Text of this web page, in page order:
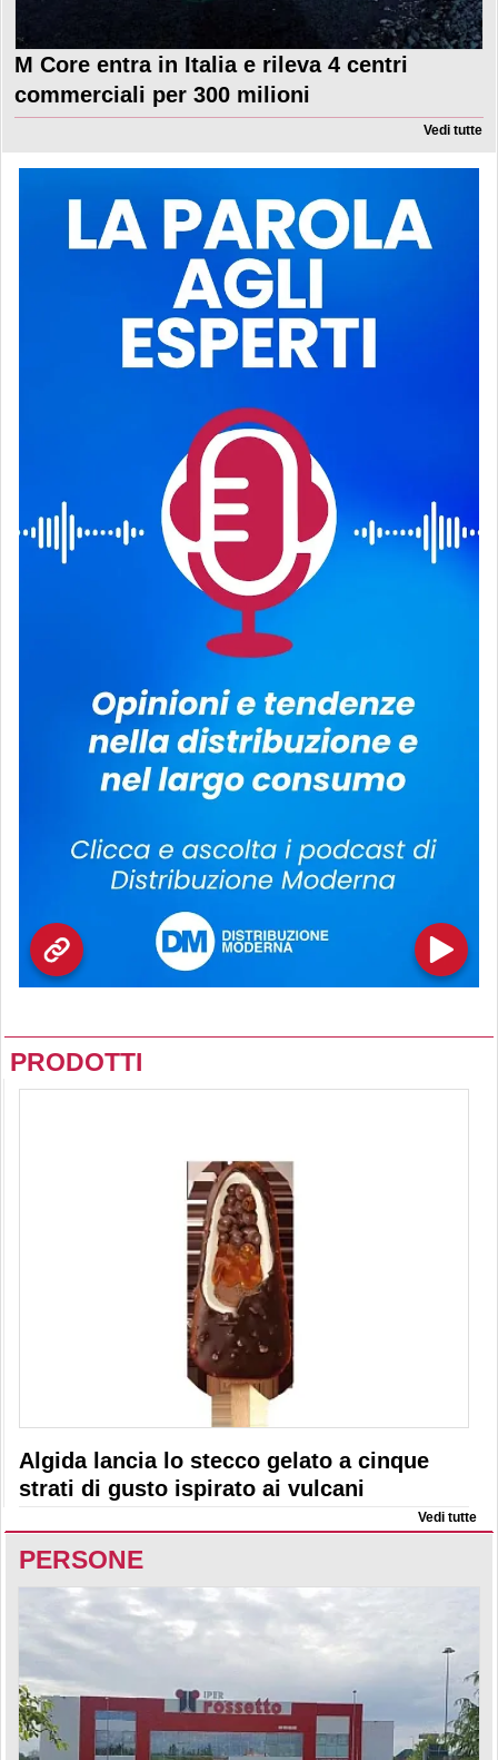
M Core entra in Italia e rileva 4 centri
commerciali per 300 milioni
Vedi tutte
PRODOTTI
Algida lancia lo stecco gelato a cinque
strati di gusto ispirato ai vulcani
Vedi tutte
PERSONE